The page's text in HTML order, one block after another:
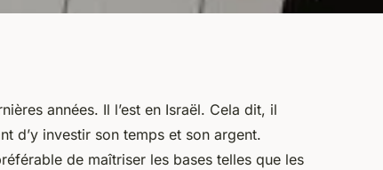
années. Il l’est en Israël. Cela dit, il
d’y investir son temps et son argent.
de maîtriser les bases telles que les